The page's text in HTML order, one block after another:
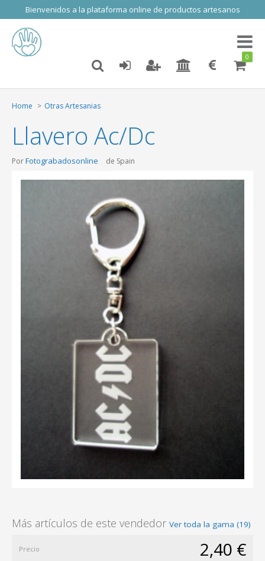
Bienvenidos a la plataforma online de productos artesanos
Toggle
0
Home Otras Artesanias
Llavero Ac/Dc
PorFotograbadosonline de Spain
Más artículos de este vendedor Ver toda la gama (19)
Precio 2,40 €